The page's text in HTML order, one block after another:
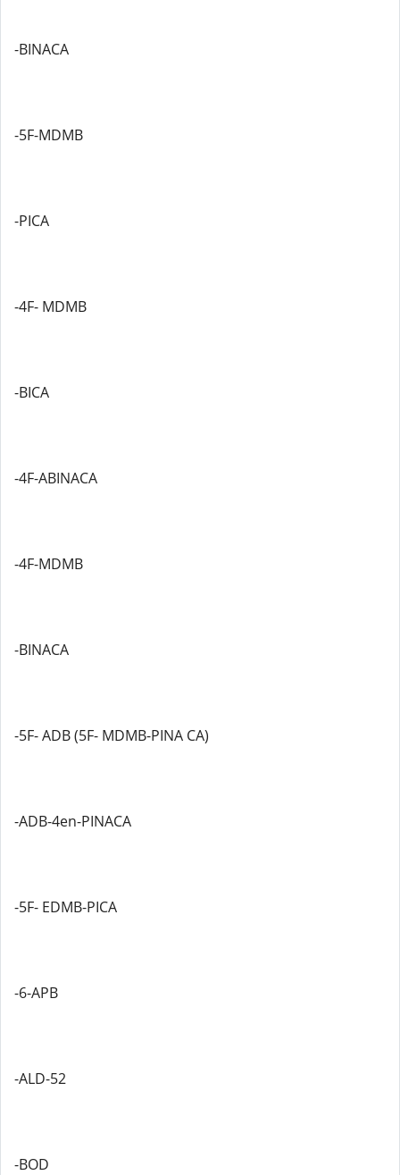
-BINACA
-5F-MDMB
-PICA
-4F- MDMB
-BICA
-4F-ABINACA
-4F-MDMB
-BINACA
-5F- ADB (5F- MDMB-PINA CA)
-ADB-4en-PINACA
-5F- EDMB-PICA
-6-APB
-ALD-52
-BOD